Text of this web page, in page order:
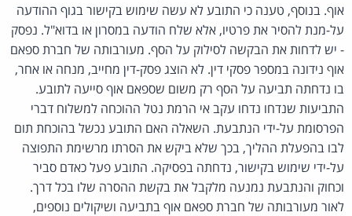
אוף. בנוסף, טענה כי התובע לא עשה שימוש בקישור בגוף ההודעה
על-מנת להסיר את פרטיו, אלא שלח הודעה במסרון או בדוא"ל. נפסק
- יש לדחות את הבקשה לסילוק על הסף. מעורבותה של חברת ספאם
אוף נידונה במספר פסקי דין. לא הוצג פסק-דין מחייב, מנחה או אחר,
בו נדחתה תביעה על הסף רק משום שספאם אוף סייעה לתובע.
התביעות שנדחו נדחו עקב אי הרמת נטל ההוכחה למשלוח דברי
הפרסומת על-ידי הנתבעת. השאלה האם התובע נכשל בהוכחת תום
לבו בהפעלת ההליך, בכך שלא ביקש את הסרתו מרשימת התפוצה
על-ידי שימוש בקישור, נדחתה בפסיקה. התובע פעל כאדם סביר
וכחוק והנתבעת נמנעה מלקבל את בקשת ההסרה שלו בכל דרך.
לאור מעורבותה של חברת ספאם אוף בתביעה ושיקולים נוספים,